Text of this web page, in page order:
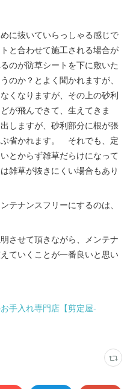
に抜いていらっしゃる感じで
と合わせて施工される場合が
のが防草シートを下に敷いた
のか？とよく聞かれますが、
くなりますが、その上の砂利
が飛んできて、生えてきま
しますが、砂利部分に根が張
省かれます。 それでも、定
とからず雑草だらけになって
雑草が抜きにくい場合もあり
テナンスフリーにするのは、
させて頂きながら、メンテナ
ていくことが一番良いと思い
手入れ専門店【剪定屋-